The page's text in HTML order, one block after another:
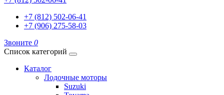
+7 (812) 502-06-41
+7 (906) 275-58-03
Звоните 0
Список категорий
Каталог
Лодочные моторы
Suzuki